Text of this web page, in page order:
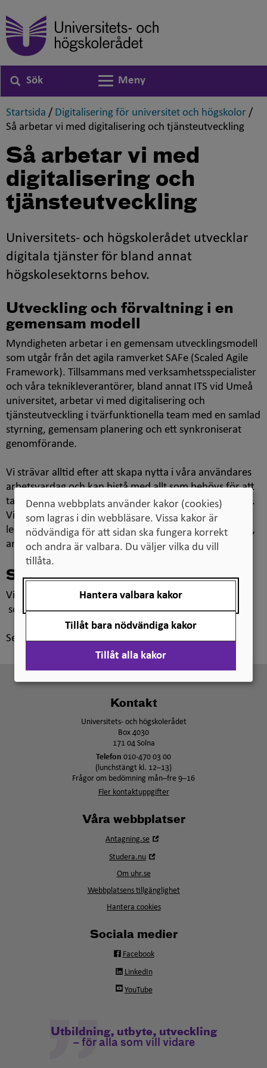
Sök
Växla navigering
Meny
Startsida ,
/ Digitalisering för universitet och högskolor ,
/
Så arbetar vi med digitalisering och tjänsteutveckling,
Så arbetar vi med
digitalisering och
tjänsteutveckling
Universitets- och högskolerådet utvecklar
digitala tjänster för bland annat
högskolesektorns behov.
Utveckling och förvaltning i en
gemensam modell
Myndigheten arbetar i en gemensam utvecklingsmodell
som utgår från det agila ramverket SAFe (Scaled Agile
Framework). Tillsammans med verksamhetsspecialister
och våra teknikleverantörer, bland annat ITS vid Umeå
universitet, arbetar vi med digitalisering och
tjänsteutveckling i tvärfunktionella team med en samlad
styrning, gemensam planering och ett synkroniserat
genomförande.
Vi strävar alltid efter att skapa nytta i våra användares
arbetsvardag och kan bistå med allt som behövs för att
ta ett utvecklingsinitiativ från behov till färdig produkt.
Vi har kompetens inom både Java och .Net samt inom
ledning, förstudiearbete, behovsanalys, kravhantering,
användbarhet, tillgänglighet och test.
Systemdrift
Vi tar även ett helhetsansvar för driften av de tjänster
som UHR förvaltar.
Senast uppdaterad:18 februari 2026
Kontakt
Universitets- och högskolerådet
Box 4030
171 04 Solna
Telefon 010-470 03 00
(lunchstängt kl. 12–13)
Frågor om bedömning mån–fre 9–16
Fler kontaktuppgifter
Våra webbplatser
Antagning.se
Studera.nu
fönster
Om uhr.se
Webbplatsens tillgänglighet
Hantera cookies
Sociala medier
Facebook
LinkedIn
YouTube
Utbildning, utbyte, utveckling
– för alla som vill vidare
Denna webbplats använder kakor (cookies)
som lagras i din webbläsare. Vissa kakor är
nödvändiga för att sidan ska fungera korrekt
och andra är valbara. Du väljer vilka du vill
tillåta.
Hantera valbara kakor
Tillåt bara nödvändiga kakor
Tillåt alla kakor